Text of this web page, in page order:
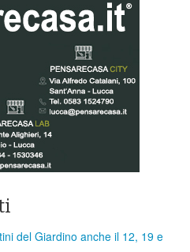
del Giardino anche il 12, 19 e